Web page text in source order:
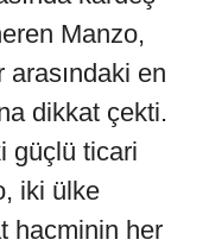
Manzo,
en
dikkat çekti.
güçlü ticari
iki ülke
hacminin her